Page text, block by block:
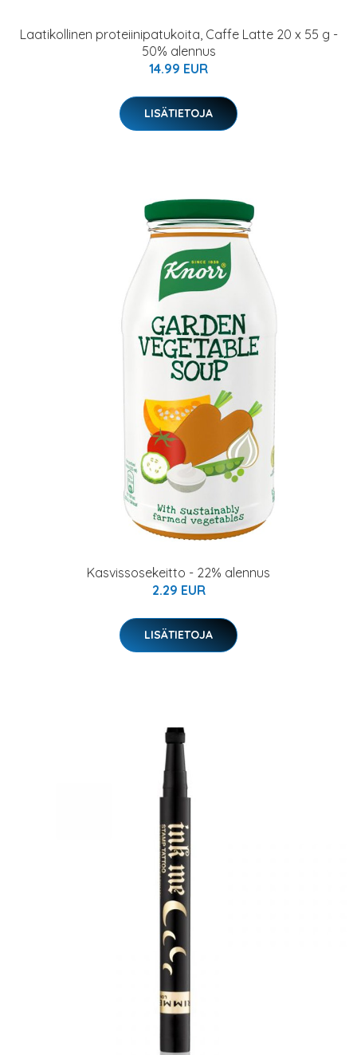
Laatikollinen proteiinipatukoita, Caffe Latte 20 x 55 g -
50% alennus
14.99 EUR
LISÄTIETOJA
Kasvissosekeitto - 22% alennus
2.29 EUR
LISÄTIETOJA